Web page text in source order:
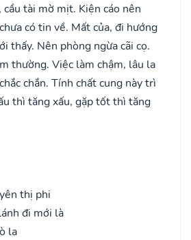
tài mờ mịt. Kiện cáo nên
có tin về. Mất của, đi hướng
thấy. Nên phòng ngừa cãi cọ.
thường. Việc làm chậm, lâu la
chắn. Tính chất cung này trì
thì tăng xấu, gặp tốt thì tăng
thị phi
đi mới là
la